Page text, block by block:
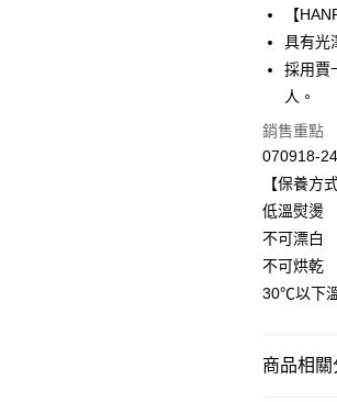
合作金
華南商
國泰世
臺灣中
匯豐（
聯邦商
玉山商
台新國
台灣樂
LINE Pay
悠遊付
全盈+PAY
ATM付款
運送方式
付款後全
【
具有光
採用賈
人。
銷售重點
070918-
【保養方
低溫熨燙
不可漂白
不可烘乾
30℃以下
商品相關